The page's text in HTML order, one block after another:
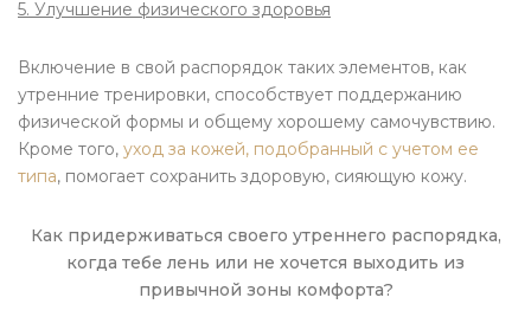
5. Улучшение физического здоровья
Включение в свой распорядок таких элементов, как
утренние тренировки, способствует поддержанию
физической формы и общему хорошему самочувствию.
Кроме того, уход за кожей, подобранный с учетом ее
типа, помогает сохранить здоровую, сияющую кожу.
Как придерживаться своего утреннего распорядка,
когда тебе лень или не хочется выходить из
привычной зоны комфорта?